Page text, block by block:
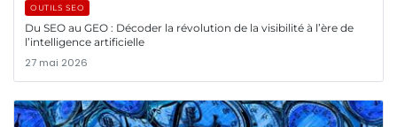
OUTILS SEO
Du SEO au GEO : Décoder la révolution de la visibilité à l’ère de
l’intelligence artificielle
27 mai 2026